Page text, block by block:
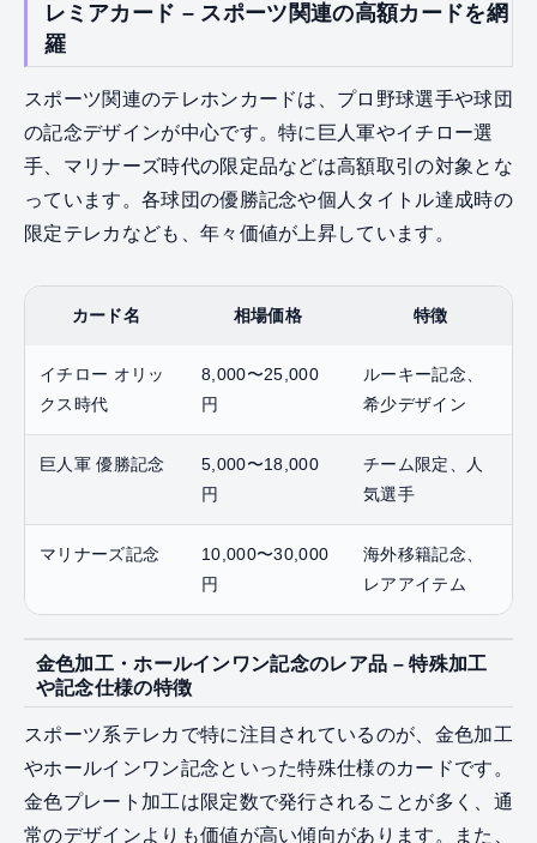
レミアカード – スポーツ関連の高額カードを網
羅
スポーツ関連のテレホンカードは、プロ野球選手や球団
の記念デザインが中心です。特に巨人軍やイチロー選
手、マリナーズ時代の限定品などは高額取引の対象とな
っています。各球団の優勝記念や個人タイトル達成時の
限定テレカなども、年々価値が上昇しています。
カード名 相場価格 特徴
イチロー オリッ
クス時代
8,000〜25,000
円
ルーキー記念、
希少デザイン
巨人軍 優勝記念
5,000〜18,000
円
チーム限定、人
気選手
マリナーズ記念
10,000〜30,000
円
海外移籍記念、
レアアイテム
金色加工・ホールインワン記念のレア品 – 特殊加工
や記念仕様の特徴
スポーツ系テレカで特に注目されているのが、金色加工
やホールインワン記念といった特殊仕様のカードです。
金色プレート加工は限定数で発行されることが多く、通
常のデザインよりも価値が高い傾向があります。また、